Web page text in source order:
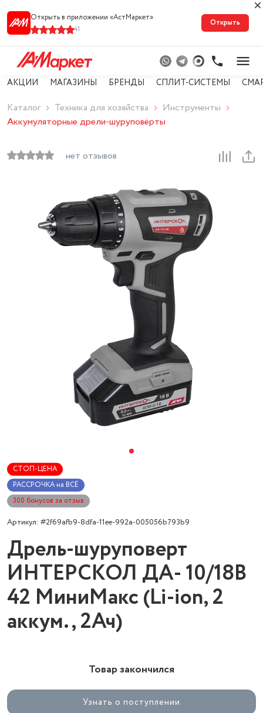
Открыть в приложении «АстМарке‪т‬»
41
Открыть
АКЦИИ МАГАЗИНЫ БРЕНДЫ СПЛИТ-СИСТЕМЫ
Каталог Техника для хозяйства
Инструменты
Аккумуляторные дрели-шуруповёрты
нет отзывов
СТОП-ЦЕНА
РАССРОЧКА на ВСЁ
300 бонусов за отзыв
Артикул: #2f69afb9-8dfa-11ee-992a-005056b793b9
Дрель-шуруповерт
ИНТЕРСКОЛ ДА- 10/18В
42 МиниМакс (Li-ion, 2
аккум., 2Ач)
Товар закончился
Узнать о поступлении